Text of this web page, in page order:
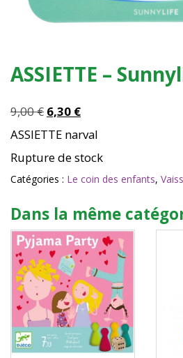
ASSIETTE –
9,00€ Le
prix
initial
était :
9,00 €.
6,30 €Le
prix
actuel
est :
6,30 €.
ASSIETTE narval
Rupture de stock
Catégories : Le coin des enfants,
Dans la même